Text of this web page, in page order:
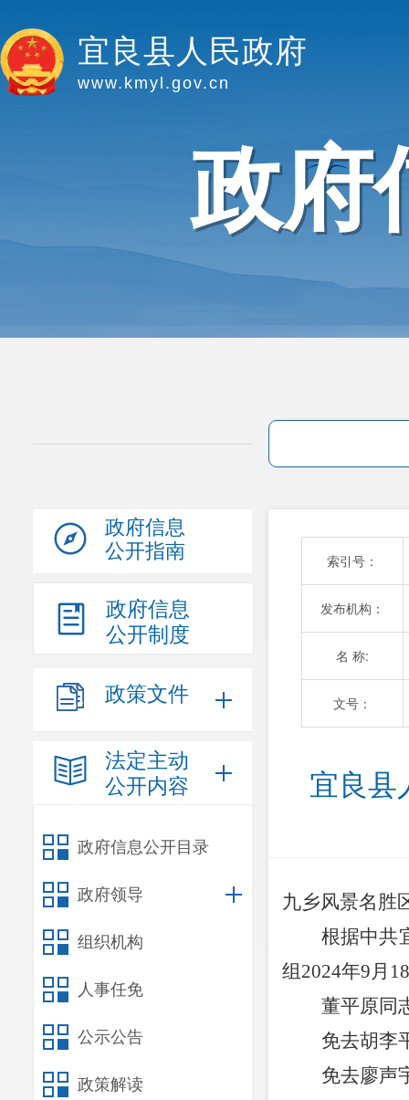
宜良县人民政府
www.kmyl.gov.cn
政府
政府信息
公开指南
政府信息
公开制度
政策文件
法定主动
公开内容
政府信息公开目录
政府领导
组织机构
人事任免
公示公告
政策解读
索引号：
发布机构：
名 称:
文号：
宜良县
九乡风景名胜
根据中共
组2024年9月 18
董平原同
免去胡李
免去廖声